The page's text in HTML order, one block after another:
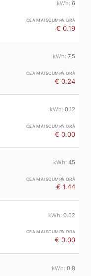
6
€ 0.19
7.5
€ 0.24
0.12
€ 0.00
45
€ 1.44
0.02
€ 0.00
0.8